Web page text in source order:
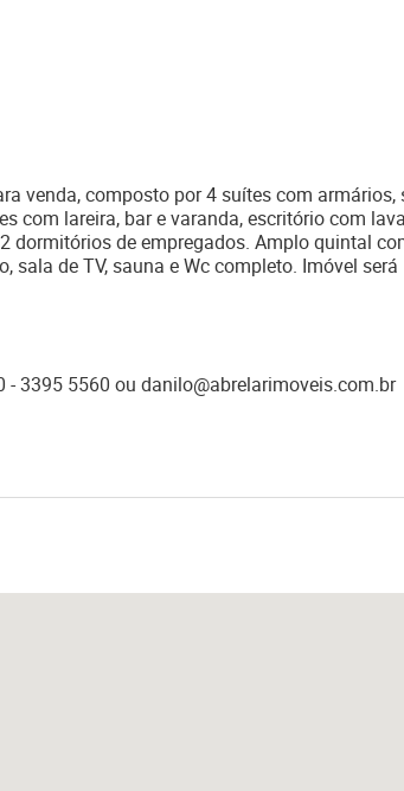
venda, composto por 4 suítes com armários,
com lareira, bar e varanda, escritório com
dormitórios de empregados. Amplo quintal
de TV, sauna e Wc completo. Imóvel será
3395 5560 ou danilo@abrelarimoveis.com.br